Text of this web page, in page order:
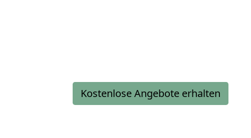
Kostenlose Angebote erhalten